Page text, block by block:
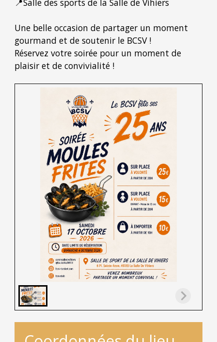
📍Salle des sports de la Salle de Vihiers
Une belle occasion de partager un moment
gourmand et de soutenir le BCSV !
Réservez votre soirée pour un moment de
plaisir et de convivialité !